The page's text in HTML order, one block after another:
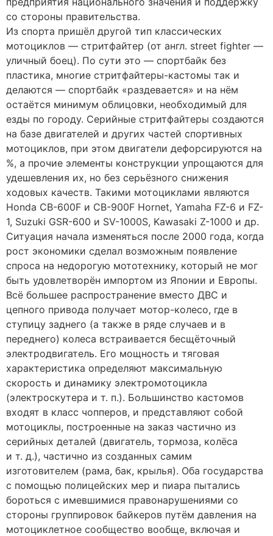
со стороны правительства.
Из спорта пришёл другой тип классических
мотоциклов — стритфайтер (от англ. street fighter —
уличный боец). По сути это — спортбайк без
пластика, многие стритфайтеры-кастомы так и
делаются — спортбайк «раздевается» и на нём
остаётся минимум облицовки, необходимый для
езды по городу. Серийные стритфайтеры создаются
на базе двигателей и других частей спортивных
мотоциклов, при этом двигатели дефорсируются на
%, а прочие элементы конструкции упрощаются для
удешевления их, но без серьёзного снижения
ходовых качеств. Такими мотоциклами являются
Honda CB-600F и CB-900F Hornet, Yamaha FZ-6 и FZ-
1, Suzuki GSR-600 и SV-1000S, Kawasaki Z-1000 и др.
Ситуация начала изменяться после 2000 года, когда
рост экономики сделал возможным появление
спроса на недорогую мототехнику, который не мог
быть удовлетворён импортом из Японии и Европы.
Всё большее распространение вместо ДВС и
цепного привода получает мотор-колесо, где в
ступицу заднего (а также в ряде случаев и в
переднего) колеса встраивается бесщёточный
электродвигатель. Его мощность и тяговая
характеристика определяют максимальную
скорость и динамику электромотоцикла
(электроскутера и т. п.). Большинство кастомов
входят в класс чопперов, и представляют собой
мотоциклы, построенные на заказ частично из
серийных деталей (двигатель, тормоза, колёса
и т. д.), частично из созданных самим
изготовителем (рама, бак, крылья). Оба государства
с помощью полицейских мер и пиара пытались
бороться с имевшимися правонарушениями со
стороны группировок байкеров путём давления на
мотоциклетное сообщество вообще, включая и